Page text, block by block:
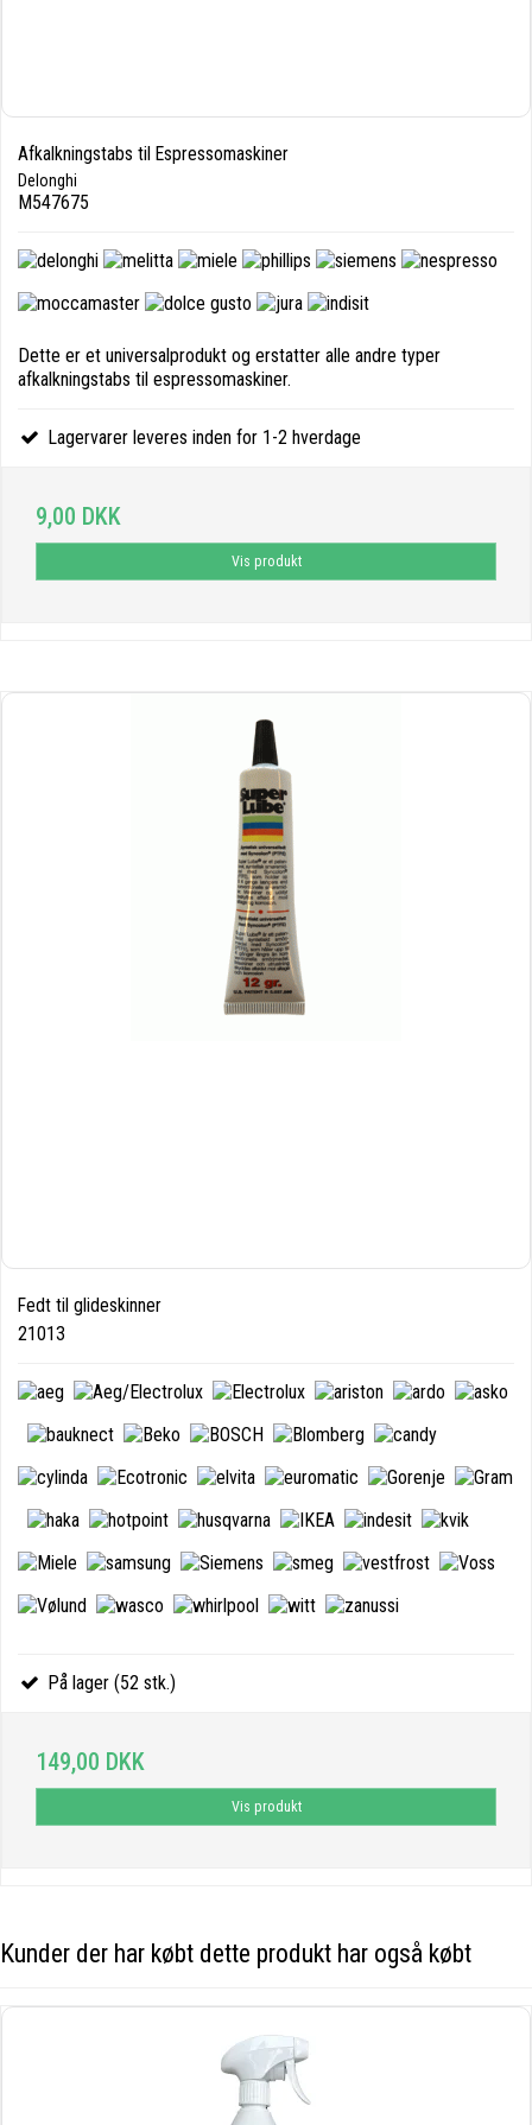
Afkalkningstabs til Espressomaskiner
Delonghi
M547675
Dette er et universalprodukt og erstatter alle andre typer
afkalkningstabs til espressomaskiner.
Lagervarer leveres inden for 1-2 hverdage
9,00 DKK
Vis produkt
Fedt til glideskinner
21013
På lager (52 stk.)
149,00 DKK
Vis produkt
Kunder der har købt dette produkt har også købt